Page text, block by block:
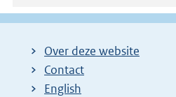
Over deze website
Contact
English